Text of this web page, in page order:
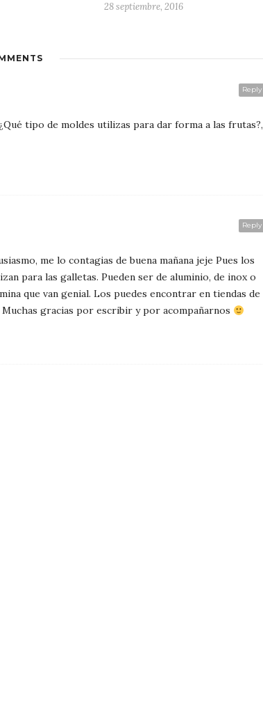
28 septiembre, 2016
Reply
tipo de moldes utilizas para dar forma a las frutas?,
Reply
me lo contagias de buena mañana jeje Pues los
para las galletas. Pueden ser de aluminio, de inox o
que van genial. Los puedes encontrar en tiendas de
Muchas gracias por escribir y por acompañarnos